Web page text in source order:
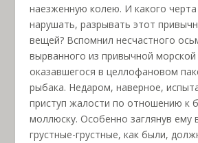
наезженную колею. И какого
нарушать, разрывать этот
вещей? Вспомнил несчастного
вырванного из привычной
оказавшегося в целлофановом
рыбака. Недаром, наверное,
приступ жалости по отношению к
моллюску. Особенно заглянув ему
грустные-грустные, как были,